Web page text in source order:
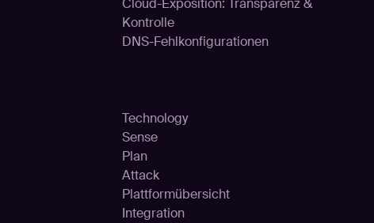
Cloud-Exposition: Transparenz &
Kontrolle
DNS-Fehlkonfigurationen
Technology
Sense
Plan
Attack
Plattformübersicht
Integration